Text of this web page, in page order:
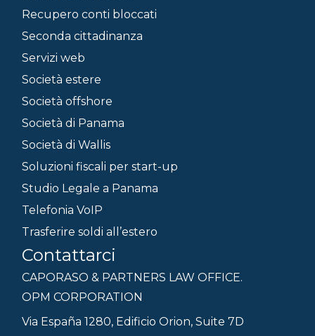
Recupero conti bloccati
Seconda cittadinanza
Servizi web
Società estere
Società offshore
Società di Panama
Società di Wallis
Soluzioni fiscali per start-up
Studio Legale a Panama
Telefonia VoIP
Trasferire soldi all’estero
Contattarci
CAPORASO & PARTNERS LAW OFFICE.
OPM CORPORATION
Via España 1280, Edificio Orion, Suite 7D